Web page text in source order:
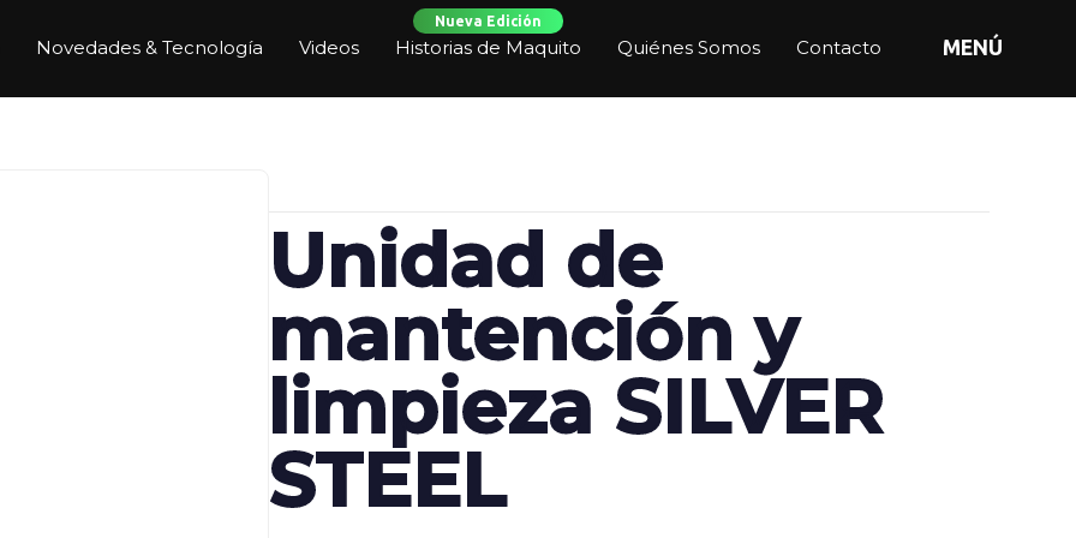
Novedades & Tecnología Videos
Nueva Edición
Historias de Maquito Quiénes Somos Contacto MENÚ
Unidad de
mantención y
limpieza SILVER
STEEL